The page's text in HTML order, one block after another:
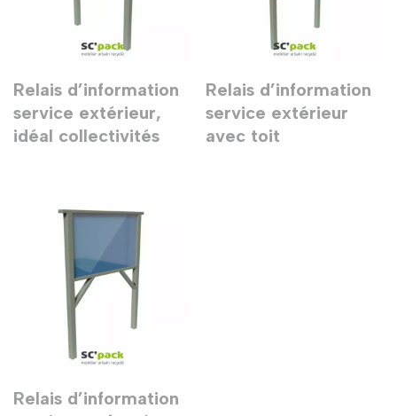
Relais d’information
service extérieur,
idéal collectivités
Relais d’information
service extérieur
avec toit
Relais d’information